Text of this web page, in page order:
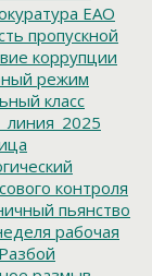
ЕАО
пропускной
коррупции
режим
класс
контроля
пьянство
рабочая
Разбой